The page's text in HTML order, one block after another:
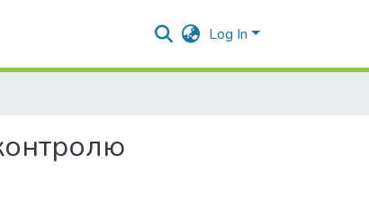
Log In